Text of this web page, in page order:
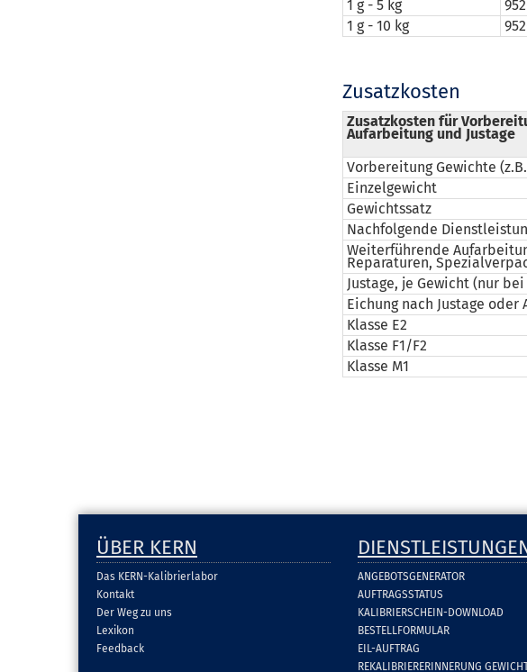
1 g - 5 kg
1 g - 10 kg
Zusatzkosten
Zusatzkosten für
Aufarbeitung und Justage
Vorbereitung Gewichte
Einzelgewicht
Gewichtssatz
Nachfolgende
Weiterführende
Reparaturen,
Justage, je Gewicht (nur
Eichung nach Justage oder
Klasse E2
Klasse F1/F2
Klasse M1
ÜBER KERN
Das KERN-Kalibrierlabor
Kontakt
Der Weg zu uns
Lexikon
Feedback
ANGEBOTSGENERATOR
AUFTRAGSSTATUS
KALIBRIERSCHEIN-DOWNLOAD
BESTELLFORMULAR
EIL-AUFTRAG
REKALIBRIERERINNERUNG